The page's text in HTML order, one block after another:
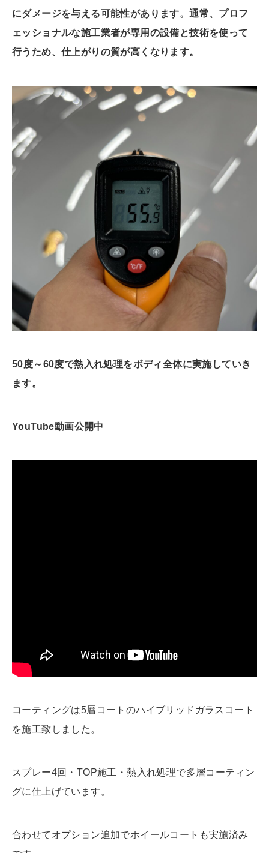
にダメージを与える可能性があります。通常、プロフ
ェッショナルな施工業者が専用の設備と技術を使って
行うため、仕上がりの質が高くなります。
50度～60度で熱入れ処理をボディ全体に実施していき
ます。
YouTube動画公開中
コーティングは5層コートのハイブリッドガラスコート
を施工致しました。
スプレー4回・TOP施工・熱入れ処理で多層コーティン
グに仕上げています。
合わせてオプション追加でホイールコートも実施済み